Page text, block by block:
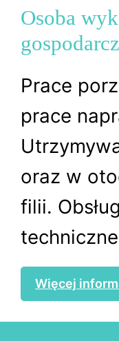
Osoba
Prace
prace
oraz w
filii.
Więcej